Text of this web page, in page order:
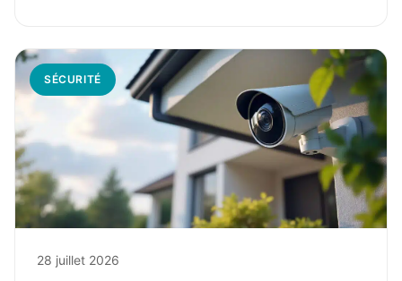
SÉCURITÉ
28 juillet 2026